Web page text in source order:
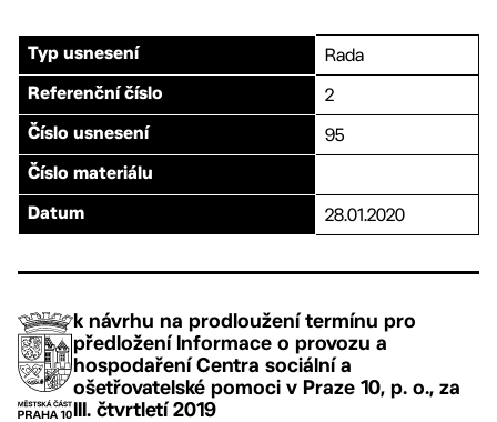
Typ usnesení Rada
Referenční číslo 2
Číslo usnesení 95
Číslo materiálu
Datum 28.01.2020
k návrhu na prodloužení termínu pro
předložení Informace o provozu a
hospodaření Centra sociální a
ošetřovatelské pomoci v Praze 10, p. o., za
III. čtvrtletí 2019